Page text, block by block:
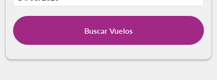
Buscar Vuelos